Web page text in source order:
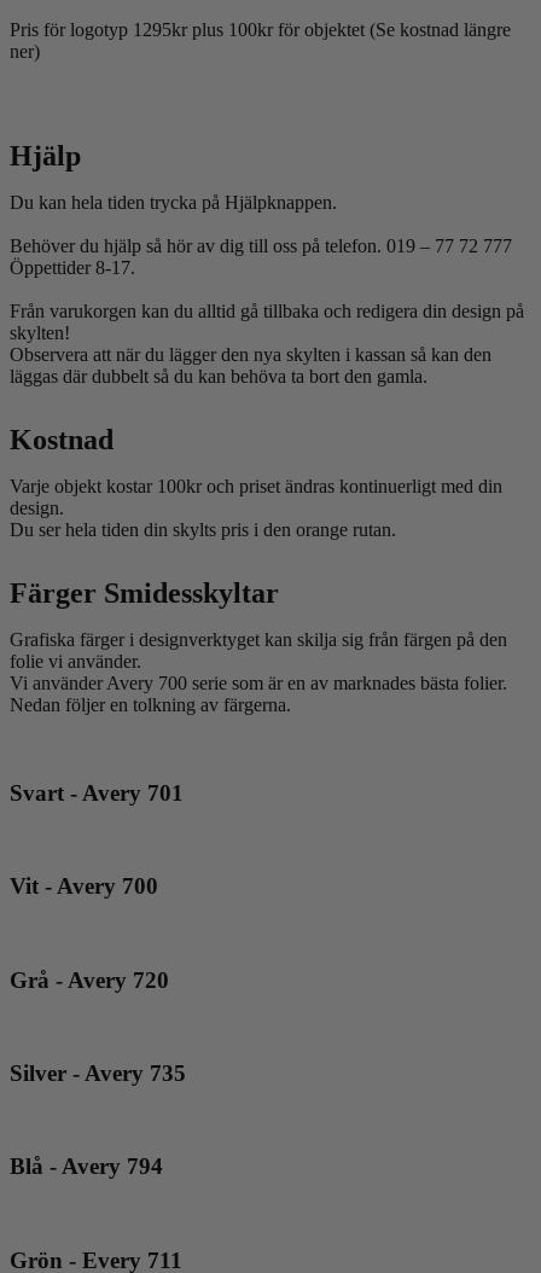
Pris för logotyp 1295kr plus 100kr för objektet (Se kostnad längre
ner)
Hjälp
Du kan hela tiden trycka på Hjälpknappen.
Behöver du hjälp så hör av dig till oss på telefon. 019 – 77 72 777
Öppettider 8-17.
Från varukorgen kan du alltid gå tillbaka och redigera din design på
skylten!
Observera att när du lägger den nya skylten i kassan så kan den
läggas där dubbelt så du kan behöva ta bort den gamla.
Kostnad
Varje objekt kostar 100kr och priset ändras kontinuerligt med din
design.
Du ser hela tiden din skylts pris i den orange rutan.
Färger Smidesskyltar
Grafiska färger i designverktyget kan skilja sig från färgen på den
folie vi använder.
Vi använder Avery 700 serie som är en av marknades bästa folier.
Nedan följer en tolkning av färgerna.
Svart - Avery 701
Vit - Avery 700
Grå - Avery 720
Silver - Avery 735
Blå - Avery 794
Grön - Every 711